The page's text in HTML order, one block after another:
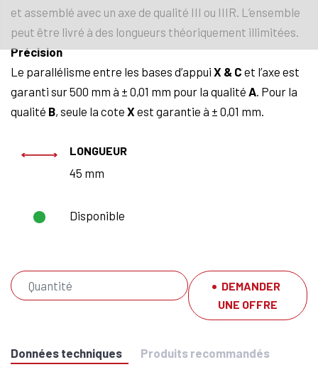
et assemblé avec un axe de qualité III ou IIIR. L’ensemble
peut être livré à des longueurs théoriquement illimitées.
Précision
Le parallélisme entre les bases d’appui X & C et l’axe est
garanti sur 500 mm à ± 0,01 mm pour la qualité A . Pour la
qualité B, seule la cote X est garantie à ± 0,01 mm.
LONGUEUR
45 mm
Disponible
DEMANDER
UNE OFFRE
Données techniques Produits recommandés